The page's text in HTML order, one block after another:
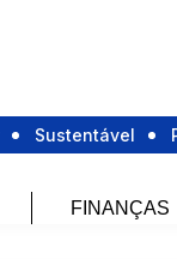
Sustentável
FINANÇAS